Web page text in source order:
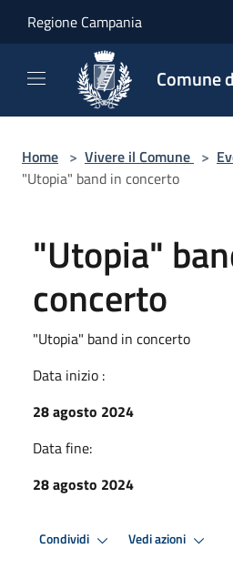
Regione Campania
Comune
Home > Vivere il Comune >
"Utopia" band in concerto
"Utopia"
concerto
"Utopia" band in concerto
Data inizio :
28 agosto 2024
Data fine:
28 agosto 2024
Condividi Vedi azioni